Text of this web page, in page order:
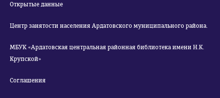
Открытые данные
Центр занятости населения Ардатовского муниципального района.
МБУК «Ардатовская центральная районная библиотека имени Н.К.
Крупской»
Соглашения